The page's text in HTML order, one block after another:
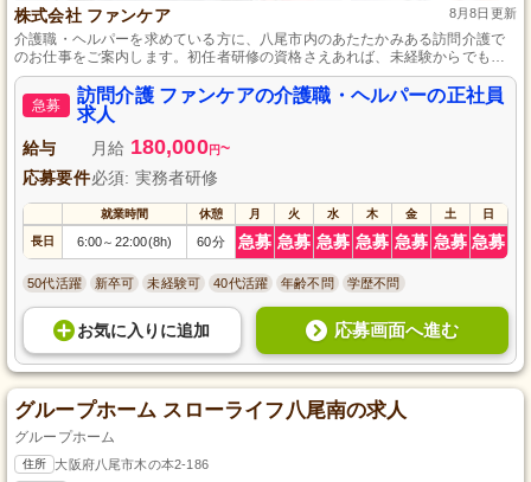
株式会社 ファンケア 8月8日更新
介護職・ヘルパーを求めている方に、八尾市内のあたたかみある訪問介護で
のお仕事をご案内します。初任者研修の資格さえあれば、未経験からでも安
心してスタートできる環境です。地域に根ざした支援を通じ、利用者さまの
笑顔あふれる日常を支えるやりがいを感じながら、資格取得支援制度による
スキルアップも目指せます。シフト制で有給もしっかり取得でき、働きやす
さにも自信があります。
急募
訪問介護 ファンケアの介護職・ヘルパーの正社員
求人
給与 月給 180,000円~
応募要件必須: 実務者研修
就業時間 休憩 月 火 水 木 金 土 日
長日 6:00～ 22:00(8h) 60分 急募 急募 急募 急募 急募 急募 急募
50代活躍 新卒可 未経験可 40代活躍 年齢不問 学歴不問
お気に入り に追加 応募画面へ進む
グループホーム スローライフ八尾南の求人
グループホーム
住所 大阪府八尾市木の本2-186